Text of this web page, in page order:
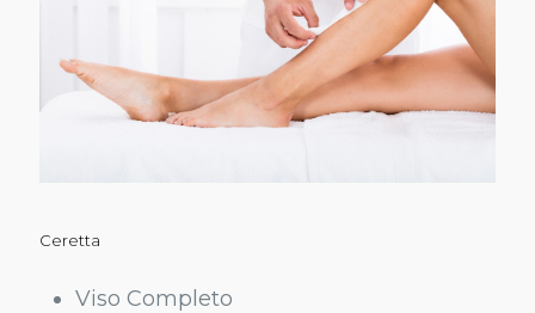
Ceretta
Viso Completo